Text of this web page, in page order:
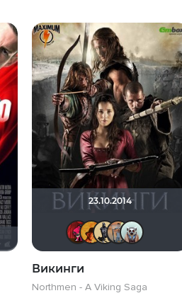
23.10.2014
ostrovski1
Викинги
Northmen - A Viking Saga